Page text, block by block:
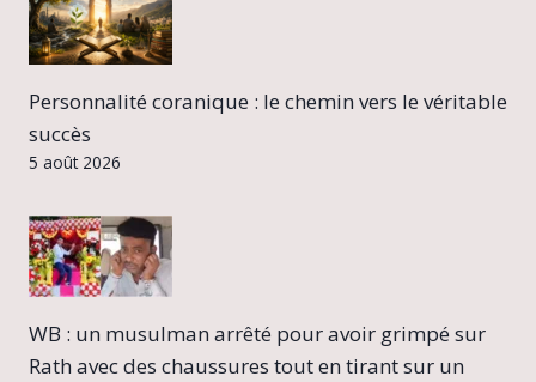
Personnalité coranique : le chemin vers le véritable
succès
5 août 2026
WB : un musulman arrêté pour avoir grimpé sur
Rath avec des chaussures tout en tirant sur un